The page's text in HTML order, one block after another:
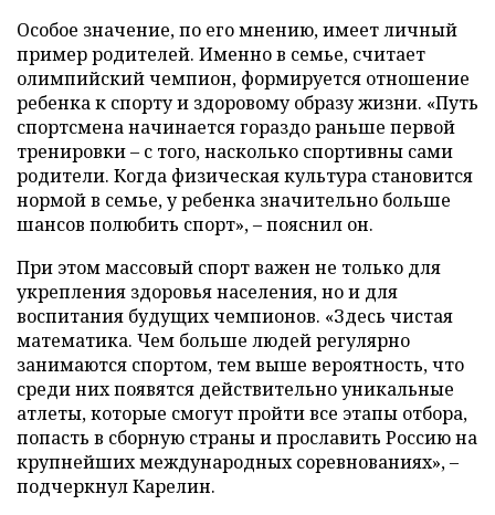
Особое значение, по его мнению, имеет личный
пример родителей. Именно в семье, считает
олимпийский чемпион, формируется отношение
ребенка к спорту и здоровому образу жизни. «Путь
спортсмена начинается гораздо раньше первой
тренировки – с того, насколько спортивны сами
родители. Когда физическая культура становится
нормой в семье, у ребенка значительно больше
шансов полюбить спорт», – пояснил он.
При этом массовый спорт важен не только для
укрепления здоровья населения, но и для
воспитания будущих чемпионов. «Здесь чистая
математика. Чем больше людей регулярно
занимаются спортом, тем выше вероятность, что
среди них появятся действительно уникальные
атлеты, которые смогут пройти все этапы отбора,
попасть в сборную страны и прославить Россию на
крупнейших международных соревнованиях», –
подчеркнул Карелин.